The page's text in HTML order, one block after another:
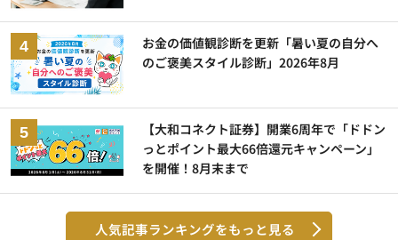
お金の価値観診断を更新「暑い夏の自分へ
のご褒美スタイル診断」2026年8月
【大和コネクト証券】開業6周年で「ドドン
っとポイント最大66倍還元キャンペーン」
を開催！8月末まで
人気記事ランキングをもっと見る